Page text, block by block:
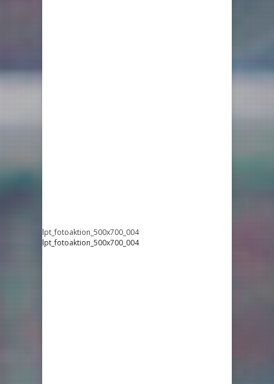
lpt_fotoaktion_500x700_004
lpt_fotoaktion_500x700_004